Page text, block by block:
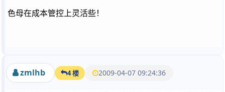
色母在成本管控上灵活些！
zmlhb 4 楼 2009-04-07 09:24:36